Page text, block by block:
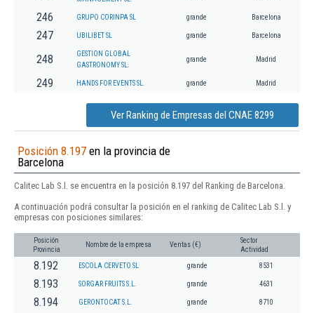
246 GRUPO CORINPA SL grande Barcelona
247 UBILIBET SL grande Barcelona
248
GESTION GLOBAL
GASTRONOMY SL.
grande Madrid
249 HANDS FOR EVENTS SL. grande Madrid
Ver Ranking de Empresas del CNAE 8299
Posición 8.197 en la provincia de
Barcelona
Calitec Lab S.l. se encuentra en la posición 8.197 del Ranking de Barcelona.
A continuación podrá consultar la posición en el ranking de Calitec Lab S.l. y
empresas con posiciones similares:
Posición
Provincia
Nombre de la empresa Ventas (€)
Sector
Actividad
8.192 ESCOLA CERVETO SL grande 8531
8.193 SORGAR FRUITS S.L. grande 4631
8.194 GERONTOCAT S.L. grande 8710